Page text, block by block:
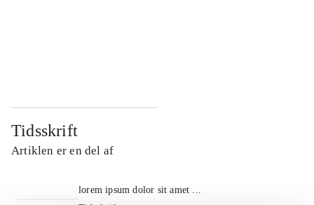
Tidsskrift
Artiklen er en del af
lorem ipsum dolor sit amet ...